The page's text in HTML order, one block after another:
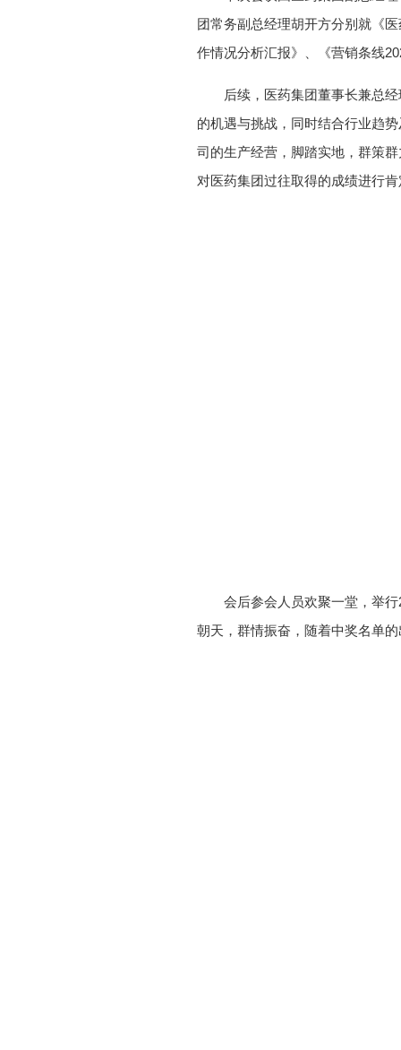
团常务副总经理胡开方分别就《
作情况分析汇报》、《营销条线
后续，医药集团董事长兼总经
的机遇与挑战，同时结合行业趋
司的生产经营，脚踏实地，群策
对医药集团过往取得的成绩进行
会后参会人员欢聚一堂，举行
朝天，群情振奋，随着中奖名单